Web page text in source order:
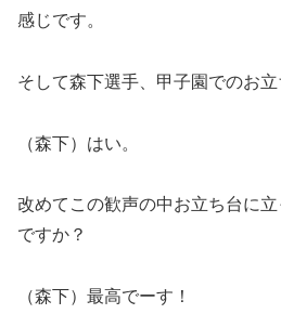
感じです。
そして森下選手、甲子園でのお
（森下）はい。
改めてこの歓声の中お立ち台に
ですか？
（森下）最高でーす！